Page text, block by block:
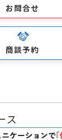
お問合せ
商談予約
ス